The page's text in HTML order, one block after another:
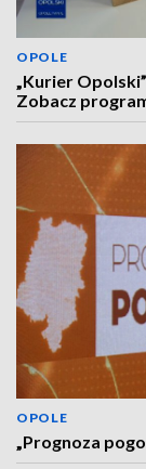
OPOLE
„Kurier
Zobacz
OPOLE
„Prognoza